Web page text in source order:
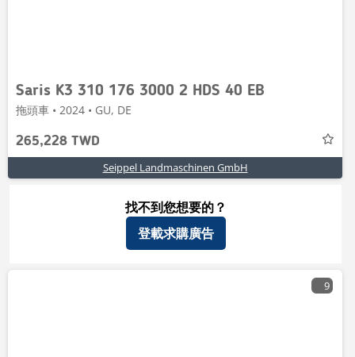
Saris K3 310 176 3000 2 HDS 40 EB
拖頭車 • 2024 • GU, DE
265,228 TWD
Seippel Landmaschinen GmbH
找不到您想要的？
登載求購廣告
9